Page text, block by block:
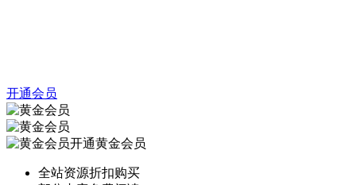
开通会员
开通黄金会员
全站资源折扣购买